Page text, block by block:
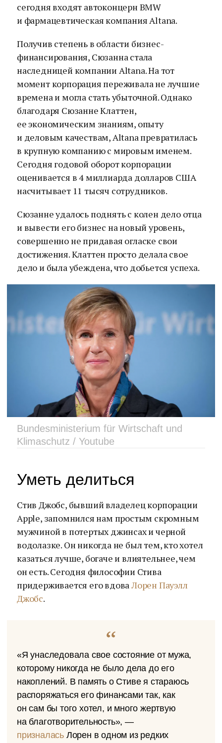
сегодня входят автоконцерн BMW
и фармацевтическая компания Altana.
Получив степень в области бизнес-
финансирования, Сюзанна стала
наследницей компании Altana. На тот
момент корпорация переживала не лучшие
времена и могла стать убыточной. Однако
благодаря Сюзанне Клаттен,
ее экономическим знаниям, опыту
и деловым качествам, Altana превратилась
в крупную компанию с мировым именем.
Сегодня годовой оборот корпорации
оценивается в 4 миллиарда долларов США
насчитывает 11 тысяч сотрудников.
Сюзанне удалось поднять с колен дело отца
и вывести его бизнес на новый уровень,
совершенно не придавая огласке свои
достижения. Клаттен просто делала свое
дело и была убеждена, что добьется успеха.
Bundesministerium für Wirtschaft und
Klimaschutz / Youtube
Уметь делиться
Стив Джобс, бывший владелец корпорации
Apple, запомнился нам простым скромным
мужчиной в потертых джинсах и черной
водолазке. Он никогда не был тем, кто хотел
казаться лучше, богаче и влиятельнее, чем
он есть. Сегодня философии Стива
придерживается его вдоваЛорен Пауэлл
Джобс.
«Я унаследовала свое состояние от мужа,
которому никогда не было дела до его
накоплений. В память о Стиве я стараюсь
распоряжаться его финансами так, как
он сам бы того хотел, и много жертвую
на благотворительность», —
призналась Лорен в одном из редких